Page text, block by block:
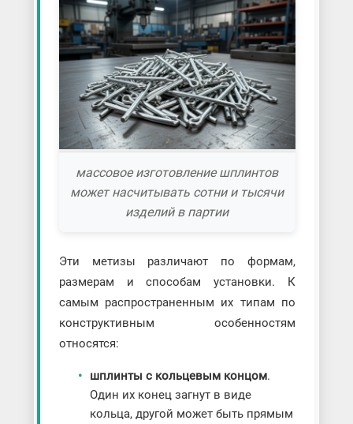
массовое изготовление шплинтов
может насчитывать сотни и тысячи
изделий в партии
Эти метизы различают по формам,
размерам и способам установки. К
самым распространенным их типам по
конструктивным особенностям
относятся:
шплинты с кольцевым концом.
Один их конец загнут в виде
кольца, другой может быть прямым